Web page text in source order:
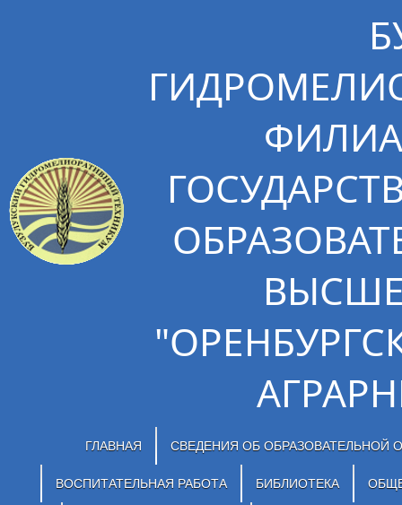
ГЛАВНАЯ СВЕДЕНИЯ ОБ ОБРАЗОВАТЕЛЬНОЙ
ВОСПИТАТЕЛЬНАЯ РАБОТА БИБЛИОТЕКА